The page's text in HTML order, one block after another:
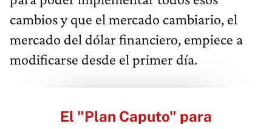
cambios y que el mercado cambiario, el
mercado del dólar financiero, empiece a
modificarse desde el primer día.
El "Plan Caputo" para